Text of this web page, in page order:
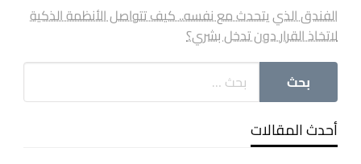
الفندق الذي يتحدث مع نفسه.. كيف تتواصل الأنظمة الذكية
لاتخاذ القرار دون تدخل بشري؟
أحدث المقالات